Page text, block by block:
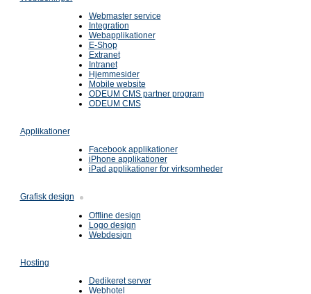
Webmaster service
Integration
Webapplikationer
E-Shop
Extranet
Intranet
Hjemmesider
Mobile website
ODEUM CMS partner program
ODEUM CMS
Applikationer
Facebook applikationer
iPhone applikationer
iPad applikationer for virksomheder
Grafisk design
Offline design
Logo design
Webdesign
Hosting
Dedikeret server
Webhotel